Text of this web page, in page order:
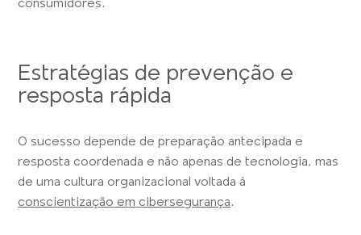
consumidores.
Estratégias de prevenção e
resposta rápida
O sucesso depende de preparação antecipada e
resposta coordenada e não apenas de tecnologia, mas
de uma cultura organizacional voltada à
conscientização em cibersegurança.